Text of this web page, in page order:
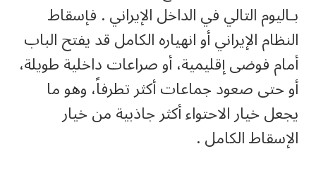
بـاليوم التالي في الداخل الإيراني . فإسقاط
النظام الإيراني أو انهياره الكامل قد يفتح الباب
أمام فوضى إقليمية، أو صراعات داخلية طويلة،
أو حتى صعود جماعات أكثر تطرفاً، وهو ما
يجعل خيار الاحتواء أكثر جاذبية من خيار
الإسقاط الكامل .